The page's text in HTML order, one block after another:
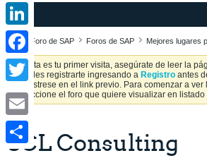
Foro de SAP Foros de SAP Mejores lugares
Si esta es tu primer visita, asegúrate de leer la
Puedes registrarte ingresando a Registro antes
Regístrese en el link previo. Para comenzar a
seleccione el foro que quiere visualizar en
SCL Consulting
LinkedIn
Facebook
Twitter
Email